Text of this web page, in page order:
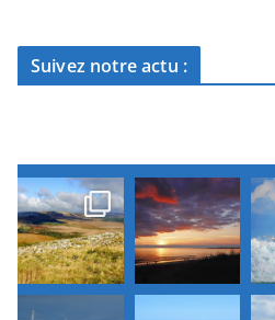
Suivez notre actu :